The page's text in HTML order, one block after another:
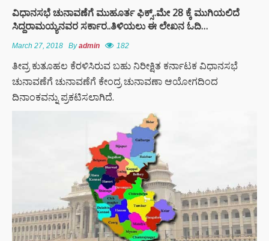
ವಿಧಾನಸಭೆ ಚುನಾವಣೆಗೆ ಮುಹೂರ್ತ ಫಿಕ್ಸ್..ಮೇ 28 ಕ್ಕೆ ಮುಗಿಯಲಿದೆ
ಸಿದ್ದರಾಮಯ್ಯನವರ ಸರ್ಕಾರ..ತಿಳಿಯಲು ಈ ಲೇಖನ ಓದಿ…
March 27, 2018 Byadmin 182
ತೀವ್ರ ಕುತೂಹಲ ಕೆರಳಿಸಿರುವ ಬಹು ನಿರೀಕ್ಷಿತ ಕರ್ನಾಟಕ ವಿಧಾನಸಭೆ
ಚುನಾವಣೆಗೆ ಚುನಾವಣೆಗೆ ಕೇಂದ್ರ ಚುನಾವಣಾ ಆಯೋಗದಿಂದ
ದಿನಾಂಕವನ್ನು ಪ್ರಕಟಿಸಲಾಗಿದೆ.